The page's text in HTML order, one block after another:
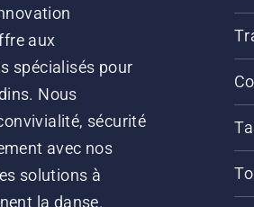
aux
spécialisés pour
Nous
sécurité
avec nos
solutions à
la danse.